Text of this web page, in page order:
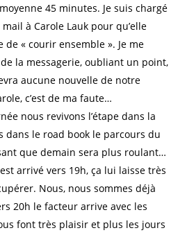
45 minutes. Je suis chargé
à Carole Lauk pour qu’elle
« courir ensemble ». Je me
la messagerie, oubliant un point,
aucune nouvelle de notre
c’est de ma faute…
nous revivons l’étape dans la
dans le road book le parcours du
que demain sera plus roulant…
arrivé vers 19h, ça lui laisse très
Nous, nous sommes déjà
20h le facteur arrive avec les
font très plaisir et plus les jours